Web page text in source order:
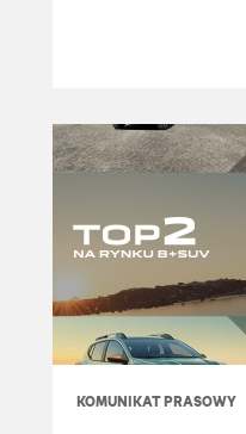
KOMUNIKAT PRASOWY